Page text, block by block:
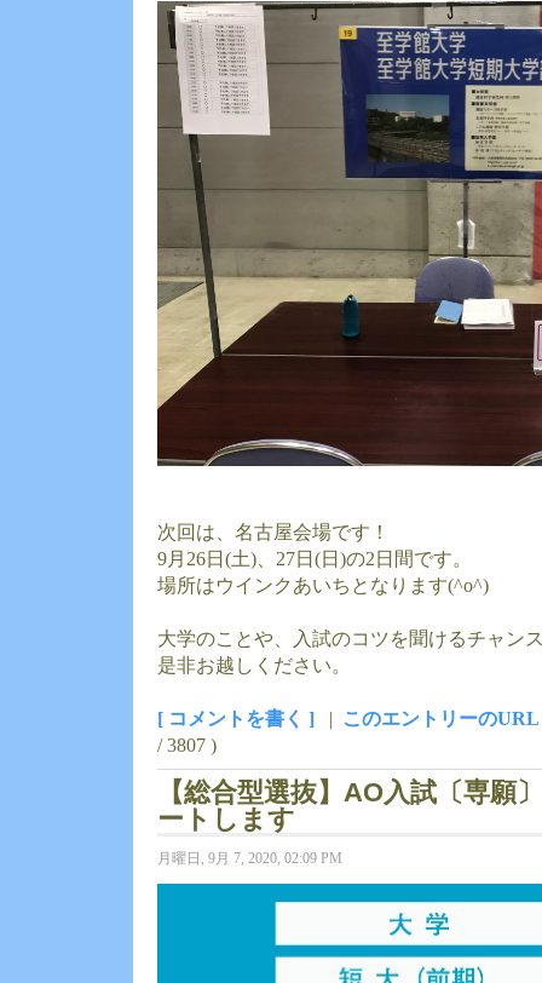
次回は、名古屋会場です！
9月26日(土)、27日(日)の2日間です。
場所はウインクあいちとなります(^o^)
大学のことや、入試のコツを聞けるチャン
是非お越しください。
[ コメントを書く ] | このエントリーのURL
/ 3807 )
【総合型選抜】AO入試〔専願
ートします
月曜日, 9月 7, 2020, 02:09 PM